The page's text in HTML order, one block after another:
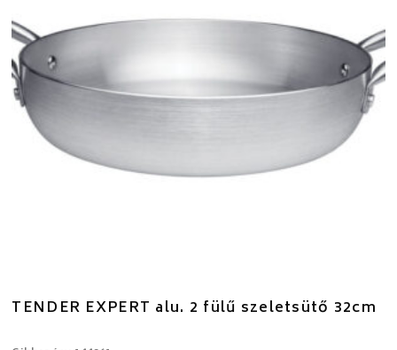
TENDER EXPERT alu. 2 fülű szeletsütő 32cm